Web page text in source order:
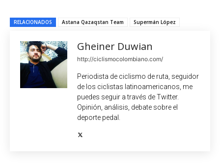
RELACIONADOS Astana Qazaqstan Team Supermán López
Gheiner Duwian
http://ciclismocolombiano.com/
Periodista de ciclismo de ruta, seguidor
de los ciclistas latinoamericanos, me
puedes seguir a través de Twitter.
Opinión, análisis, debate sobre el
deporte pedal.